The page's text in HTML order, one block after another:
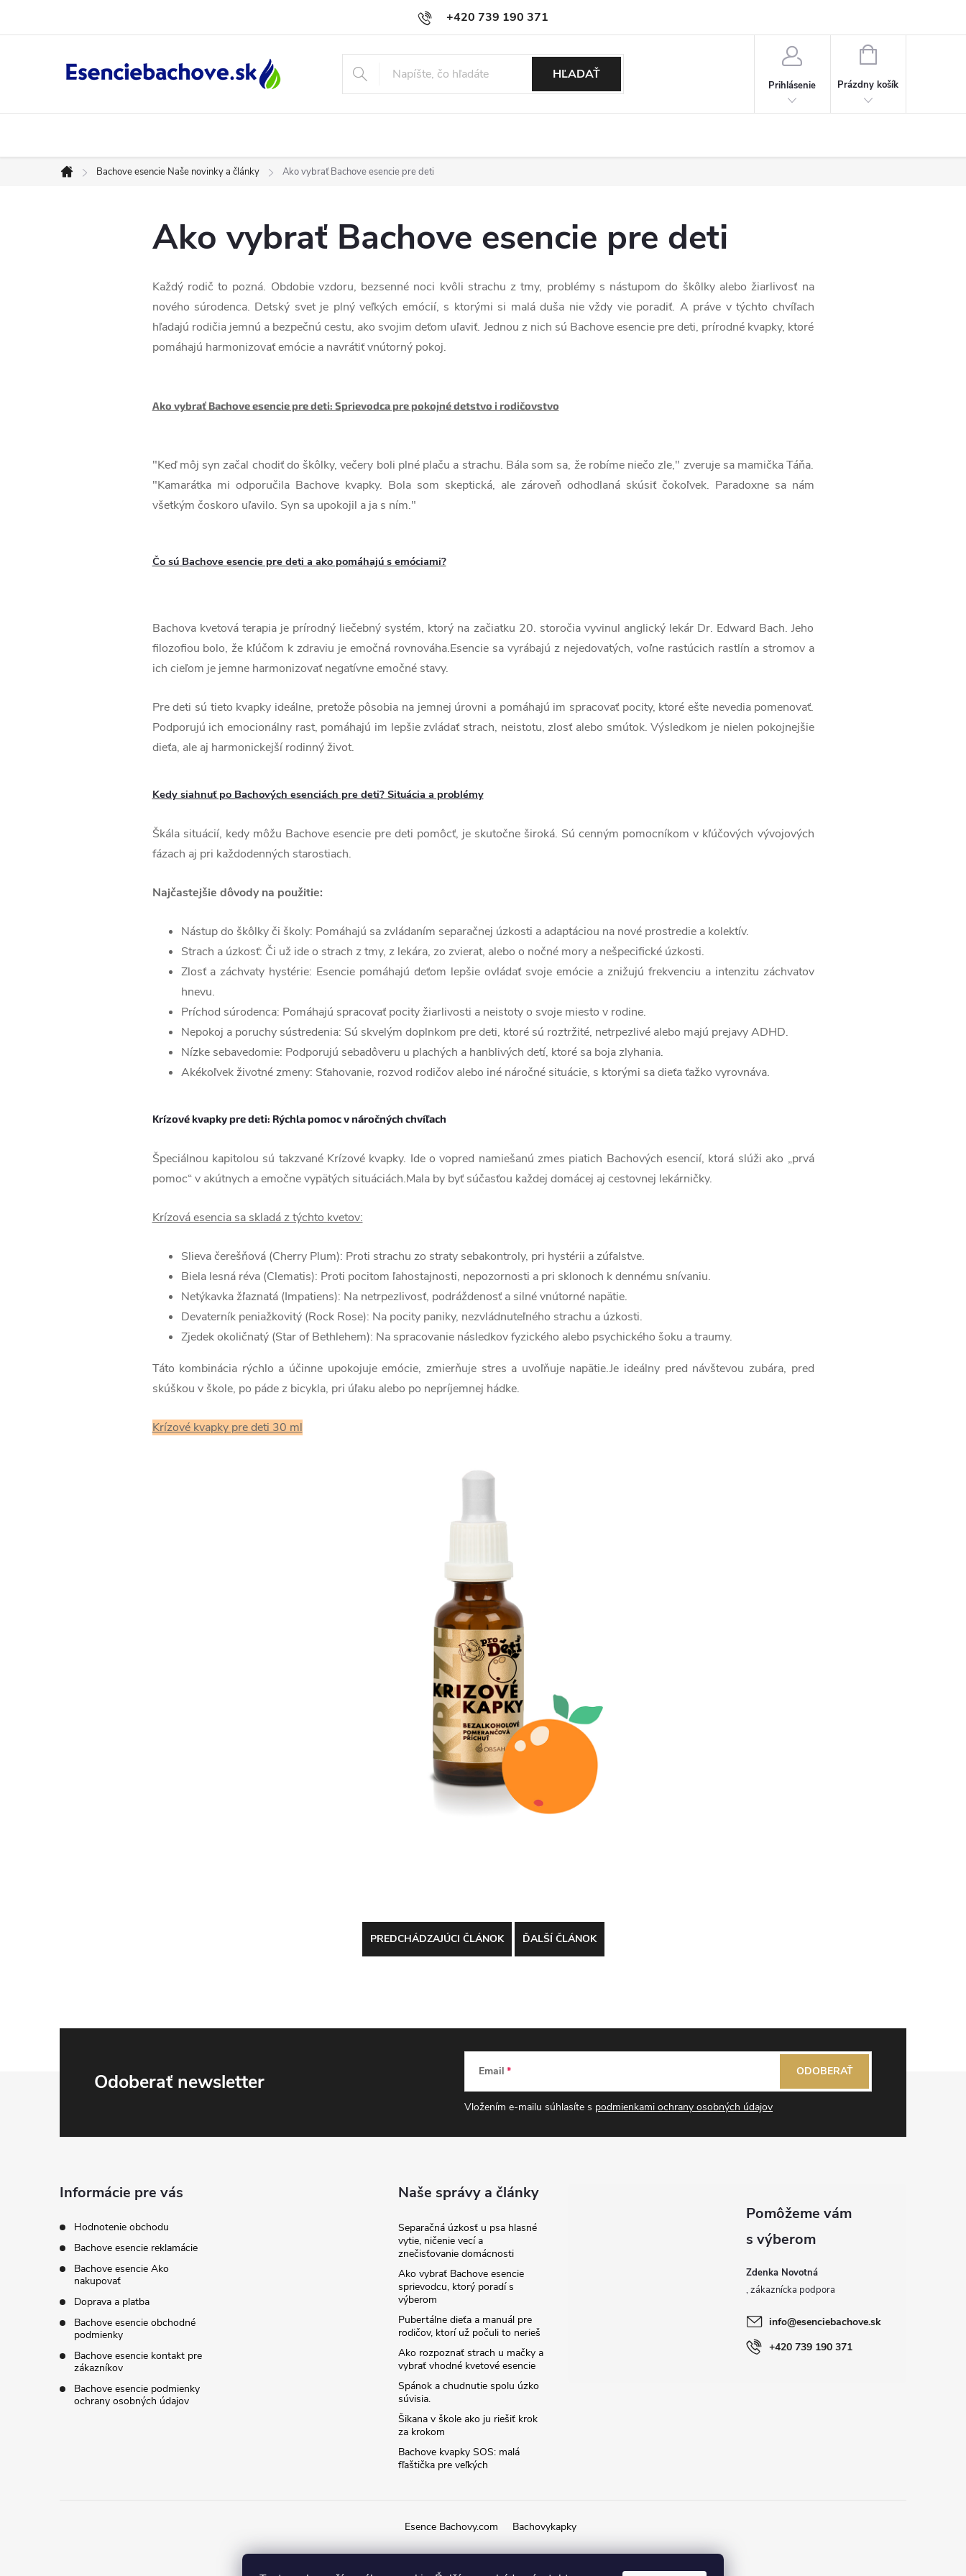
+420 739 190 371
info@esenciebachove.sk
HĽADAŤ
Prihlásenie
NÁKUPNÝ
Prázdny košík
Domov
Bachove esencie Naše novinky a články Ako vybrať Bachove esencie pre deti
Ako vybrať Bachove esencie pre deti
Každý rodič to pozná. Obdobie vzdoru, bezsenné noci kvôli strachu z tmy, problémy s nástupom do škôlky alebo žiarlivosť na
nového súrodenca. Detský svet je plný veľkých emócií, s ktorými si malá duša nie vždy vie poradiť. A práve v týchto chvíľach
hľadajú rodičia jemnú a bezpečnú cestu, ako svojim deťom uľaviť. Jednou z nich sú Bachove esencie pre deti, prírodné kvapky, ktoré
pomáhajú harmonizovať emócie a navrátiť vnútorný pokoj.
Ako vybrať Bachove esencie pre deti: Sprievodca pre pokojné detstvo i rodičovstvo
"Keď môj syn začal chodiť do škôlky, večery boli plné plaču a strachu. Bála som sa, že robíme niečo zle," zveruje sa mamička Táňa.
"Kamarátka mi odporučila Bachove kvapky. Bola som skeptická, ale zároveň odhodlaná skúsiť čokoľvek. Paradoxne sa nám
všetkým čoskoro uľavilo. Syn sa upokojil a ja s ním."
Čo sú Bachove esencie pre deti a ako pomáhajú s emóciami?
Bachova kvetová terapia je prírodný liečebný systém, ktorý na začiatku 20. storočia vyvinul anglický lekár Dr. Edward Bach. Jeho
filozofiou bolo, že kľúčom k zdraviu je emočná rovnováha.Esencie sa vyrábajú z nejedovatých, voľne rastúcich rastlín a stromov a
ich cieľom je jemne harmonizovať negatívne emočné stavy.
Pre deti sú tieto kvapky ideálne, pretože pôsobia na jemnej úrovni a pomáhajú im spracovať pocity, ktoré ešte nevedia pomenovať.
Podporujú ich emocionálny rast, pomáhajú im lepšie zvládať strach, neistotu, zlosť alebo smútok. Výsledkom je nielen pokojnejšie
dieťa, ale aj harmonickejší rodinný život.
Kedy siahnuť po Bachových esenciách pre deti? Situácia a problémy
Škála situácií, kedy môžu Bachove esencie pre deti pomôcť, je skutočne široká. Sú cenným pomocníkom v kľúčových vývojových
fázach aj pri každodenných starostiach.
Najčastejšie dôvody na použitie:
Nástup do škôlky či školy: Pomáhajú sa zvládaním separačnej úzkosti a adaptáciou na nové prostredie a kolektív.
Strach a úzkosť: Či už ide o strach z tmy, z lekára, zo zvierat, alebo o nočné mory a nešpecifické úzkosti.
Zlosť a záchvaty hystérie: Esencie pomáhajú deťom lepšie ovládať svoje emócie a znižujú frekvenciu a intenzitu záchvatov
hnevu.
Príchod súrodenca: Pomáhajú spracovať pocity žiarlivosti a neistoty o svoje miesto v rodine.
Nepokoj a poruchy sústredenia: Sú skvelým doplnkom pre deti, ktoré sú roztržité, netrpezlivé alebo majú prejavy ADHD.
Nízke sebavedomie: Podporujú sebadôveru u plachých a hanblivých detí, ktoré sa boja zlyhania.
Akékoľvek životné zmeny: Sťahovanie, rozvod rodičov alebo iné náročné situácie, s ktorými sa dieťa ťažko vyrovnáva.
Krízové ​​kvapky pre deti: Rýchla pomoc v náročných chvíľach
Špeciálnou kapitolou sú takzvané Krízové ​​kvapky. Ide o vopred namiešanú zmes piatich Bachových esencií, ktorá slúži ako „prvá
pomoc“ v akútnych a emočne vypätých situáciách.Mala by byť súčasťou každej domácej aj cestovnej lekárničky.
Krízová esencia sa skladá z týchto kvetov:
Slieva čerešňová (Cherry Plum): Proti strachu zo straty sebakontroly, pri hystérii a zúfalstve.
Biela lesná réva (Clematis): Proti pocitom ľahostajnosti, nepozornosti a pri sklonoch k dennému snívaniu.
Netýkavka žľaznatá (Impatiens): Na netrpezlivosť, podráždenosť a silné vnútorné napätie.
Devaterník peniažkovitý (Rock Rose): Na pocity paniky, nezvládnuteľného strachu a úzkosti.
Zjedek okoličnatý (Star of Bethlehem): Na spracovanie následkov fyzického alebo psychického šoku a traumy.
Táto kombinácia rýchlo a účinne upokojuje emócie, zmierňuje stres a uvoľňuje napätie.Je ideálny pred návštevou zubára, pred
skúškou v škole, po páde z bicykla, pri úľaku alebo po nepríjemnej hádke.
Krízové ​​kvapky pre deti 30 ml
PREDCHÁDZAJÚCI ČLÁNOK ĎALŠÍ ČLÁNOK
Odoberať newsletter Email
Vložením e-mailu súhlasíte s podmienkami ochrany osobných údajov
ODOBERAŤ
Informácie pre vás
Hodnotenie obchodu
Bachove esencie reklamácie
Bachove esencie Ako
nakupovať
Doprava a platba
Bachove esencie obchodné
podmienky
Bachove esencie kontakt pre
zákazníkov
Bachove esencie podmienky
ochrany osobných údajov
Naše správy a články
Separačná úzkosť u psa hlasné
vytie, ničenie vecí a
znečisťovanie domácnosti
Ako vybrať Bachove esencie
sprievodcu, ktorý poradí s
výberom
Pubertálne dieťa a manuál pre
rodičov, ktorí už počuli to nerieš
Ako rozpoznať strach u mačky a
vybrať vhodné kvetové esencie
Spánok a chudnutie spolu úzko
súvisia.
Šikana v škole ako ju riešiť krok
za krokom
Bachove kvapky SOS: malá
fľaštička pre veľkých
Zdenka Novotná
info@esenciebachove.sk
+420 739 190 371
Esence Bachovy.com Bachovykapky